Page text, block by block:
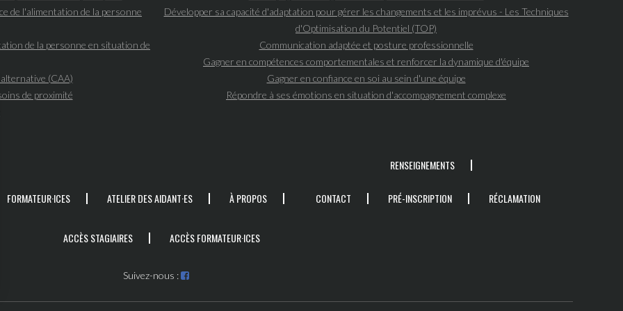
de l'alimentation de la personne
de la personne en situation de
(CAA)
de proximité
Développer sa capacité d'adaptation pour gérer les changements et les imprévus - Les Techniques
d'Optimisation du Potentiel (TOP)
Communication adaptée et posture professionnelle
Gagner en compétences comportementales et renforcer la dynamique d'équipe
Gagner en confiance en soi au sein d'une équipe
Répondre à ses émotions en situation d'accompagnement complexe
FORMATEUR·ICES ATELIER DES AIDANT·ES À PROPOS
RENSEIGNEMENTS
CONTACT PRÉ-INSCRIPTION RÉCLAMATION
ACCÈS STAGIAIRES ACCÈS FORMATEUR·ICES
Suivez-nous :